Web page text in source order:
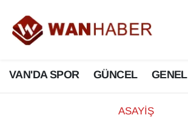
VAN'DA SPOR GÜNCEL GENEL
ASAYİŞ
3.SAYFA
ASAYİŞ
BİLİM VE TEKNOLOJİ
Van Nöbetçi Eczaneler
Van Hava Durumu
Van Namaz Vakitleri